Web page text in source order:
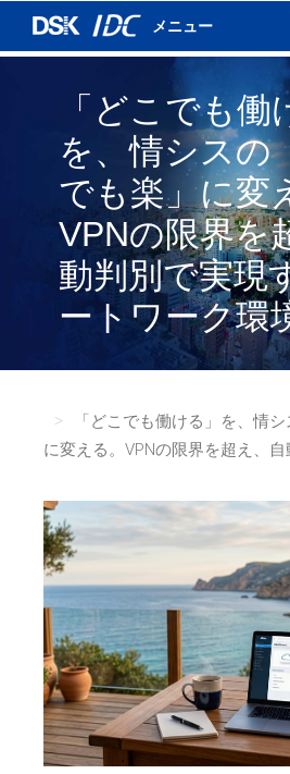
インターネットVPN
運用保守サービス
「どこでも働
を、情シスの
でも楽」に変
VPNの限界を
動判別で実現
ートワーク環
「どこでも働ける」を、情
に変える。VPNの限界を超え、